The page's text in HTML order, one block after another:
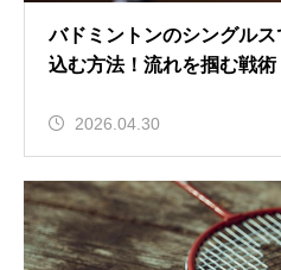
バドミントンのシングル
込む方法！流れを掴む戦術
2026.04.30